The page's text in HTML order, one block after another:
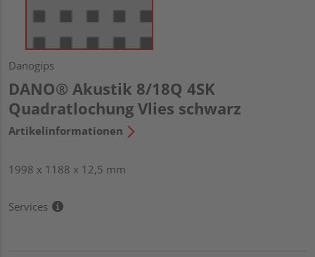
Danogips
DANO® Akustik 8/18Q 4SK
Quadratlochung Vlies schwarz
Artikelinformationen
1998 x 1188 x 12,5 mm
Services